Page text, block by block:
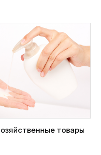
товары